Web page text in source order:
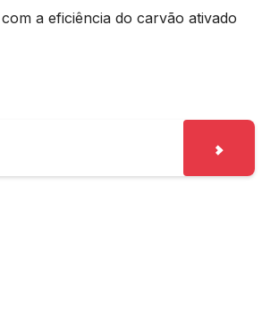
a eficiência do carvão ativado